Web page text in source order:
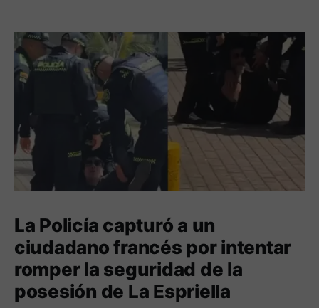
La Policía capturó a un
ciudadano francés por intentar
romper la seguridad de la
posesión de La Espriella